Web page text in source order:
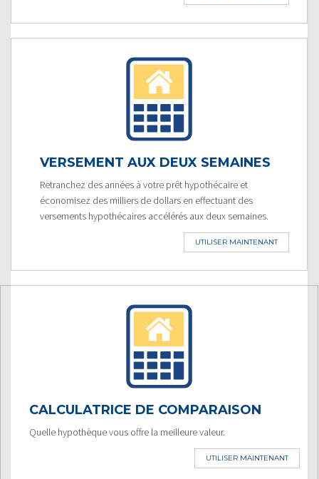
VERSEMENT AUX DEUX SEMAINES
Retranchez des années à votre prêt hypothécaire et
économisez des milliers de dollars en effectuant des
versements hypothécaires accélérés aux deux semaines.
UTILISER MAINTENANT
CALCULATRICE DE COMPARAISON
Quelle hypothèque vous offre la meilleure valeur.
UTILISER MAINTENANT